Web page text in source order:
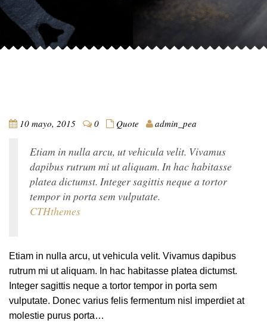
10 mayo, 2015 0 Quote admin_pea
Etiam in nulla arcu, ut vehicula velit. Vivamus
dapibus rutrum mi ut aliquam. In hac habitasse
platea dictumst. Integer sagittis neque a tortor
tempor in porta sem vulputate.
CTHthemes
Etiam in nulla arcu, ut vehicula velit. Vivamus dapibus
rutrum mi ut aliquam. In hac habitasse platea dictumst.
Integer sagittis neque a tortor tempor in porta sem
vulputate. Donec varius felis fermentum nisl imperdiet at
molestie purus porta…